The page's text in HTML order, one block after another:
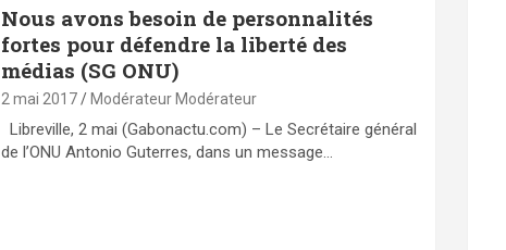
Nous avons besoin de personnalités
fortes pour défendre la liberté des
médias (SG ONU)
2 mai 2017 Modérateur Modérateur
Libreville, 2 mai (Gabonactu.com) – Le Secrétaire général
de l’ONU Antonio Guterres, dans un message…